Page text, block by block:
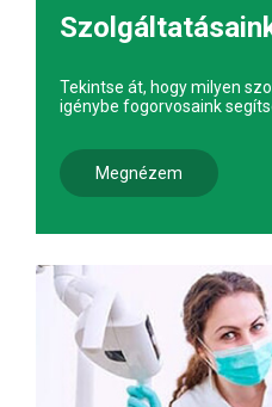
Tekintse át, hogy milyen
igénybe fogorvosaink
Megnézem